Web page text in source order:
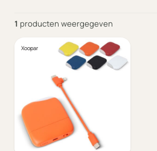
1 producten weergegeven
Xoopar